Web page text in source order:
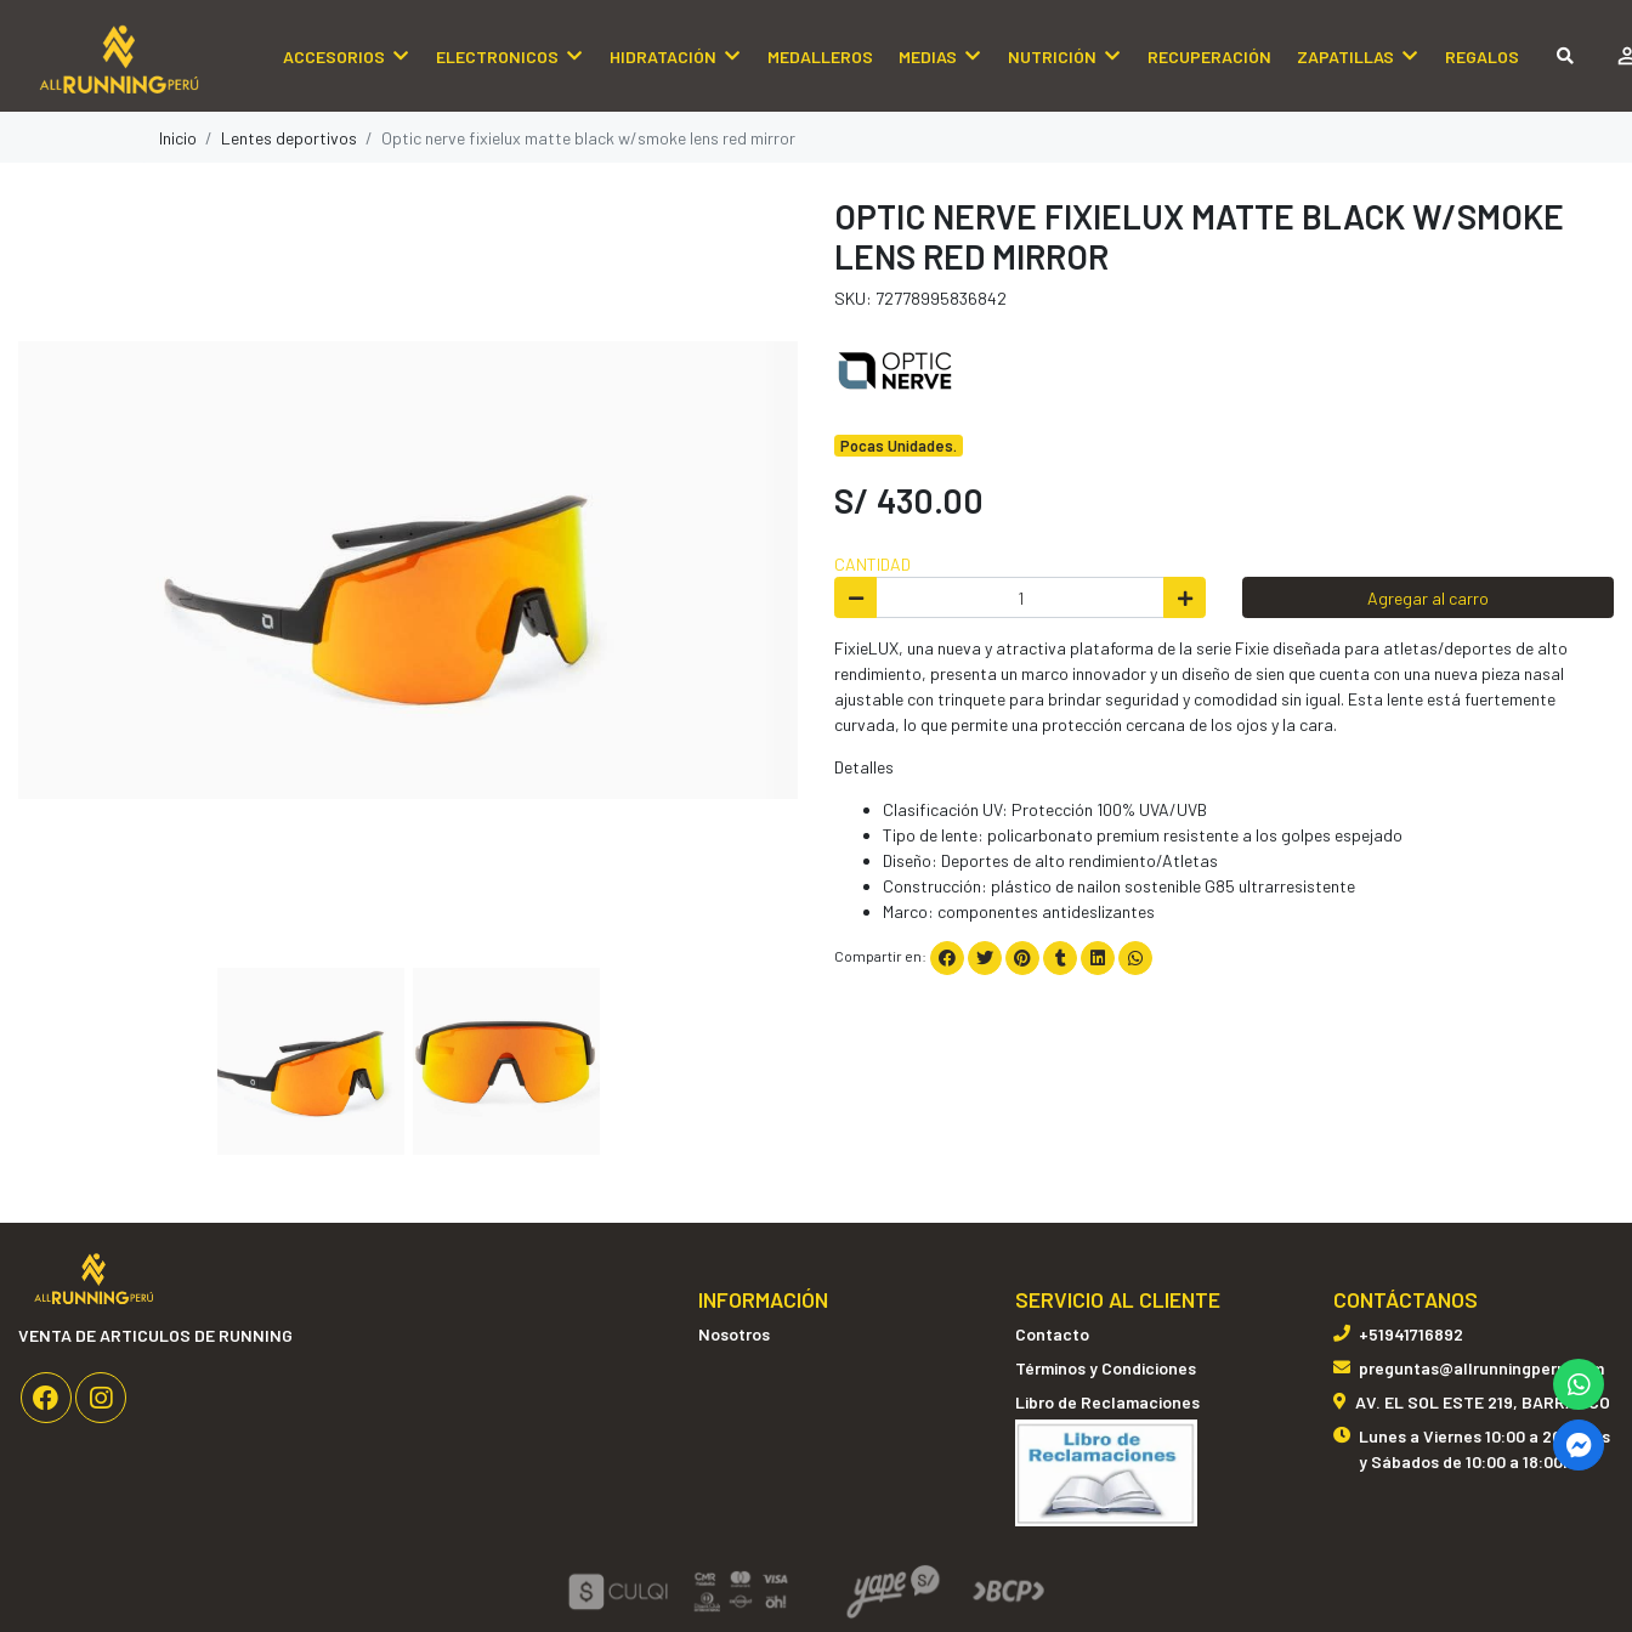
ACCESORIOS ELECTRONICOS HIDRATACIÓN MEDALLEROS MEDIAS NUTRICIÓN RECUPERACIÓN ZAPATILLAS REGALOS
Inicio Lentes deportivos Optic nerve fixielux matte black w/smoke lens red mirror
OPTIC NERVE FIXIELUX MATTE BLACK W/SMOKE
LENS RED MIRROR
SKU: 72778995836842
Pocas Unidades.
S/ 430.00
CANTIDAD
Agregar al carro
FixieLUX, una nueva y atractiva plataforma de la serie Fixie diseñada para atletas/deportes de alto
rendimiento, presenta un marco innovador y un diseño de sien que cuenta con una nueva pieza nasal
ajustable con trinquete para brindar seguridad y comodidad sin igual. Esta lente está fuertemente
curvada, lo que permite una protección cercana de los ojos y la cara.
Detalles
Clasificación UV: Protección 100% UVA/UVB
Tipo de lente: policarbonato premium resistente a los golpes espejado
Diseño: Deportes de alto rendimiento/Atletas
Construcción: plástico de nailon sostenible G85 ultrarresistente
Marco: componentes antideslizantes
Compartir en:
VENTA DE ARTICULOS DE RUNNING
INFORMACIÓN
Nosotros
SERVICIO AL CLIENTE
Contacto
Términos y Condiciones
Libro de Reclamaciones
CONTÁCTANOS
+51941716892
preguntas@allrunningperu.com
AV. EL SOL ESTE 219, BARRANCO
Lunes a Viernes 10:00 a 20:00hrs
y Sábados de 10:00 a 18:00hrs